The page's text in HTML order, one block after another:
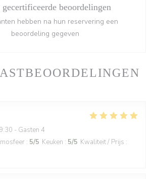
- Gasten 4
: 5/5 Keuken : 5/5 Kwaliteit / Prijs :
gecertificeerde beoordelingen
hebben na hun reservering een
beoordeling gegeven